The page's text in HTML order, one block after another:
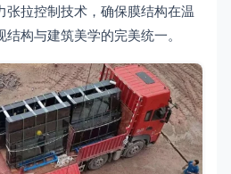
张拉控制技术，确保膜结构在温
构与建筑美学的完美统一。